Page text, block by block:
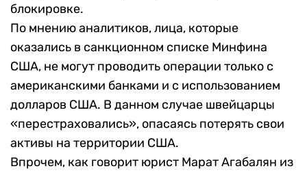
блокировке.
По мнению аналитиков, лица, которые
оказались в санкционном списке Минфина
США, не могут проводить операции только с
американскими банками и с использованием
долларов США. В данном случае швейцарцы
«перестраховались», опасаясь потерять свои
активы на территории США.
Впрочем, как говорит юрист Марат Агабалян из